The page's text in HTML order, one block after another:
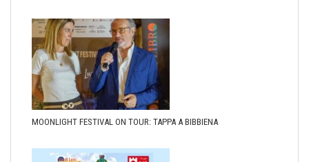
MOONLIGHT FESTIVAL ON TOUR: TAPPA A BIBBIENA